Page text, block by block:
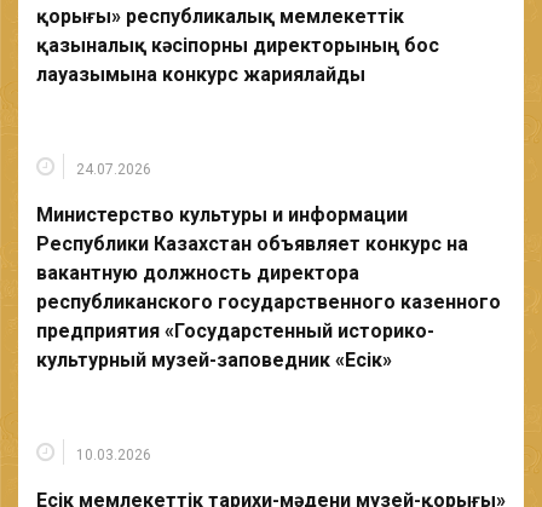
қорығы» республикалық мемлекеттік
қазыналық кәсіпорны директорының бос
лауазымына конкурс жариялайды
24.07.2026
Министерство культуры и информации
Республики Казахстан объявляет конкурс на
вакантную должность директора
республиканского государственного казенного
предприятия «Государстенный историко-
культурный музей-заповедник «Есік»
10.03.2026
Есік мемлекеттік тарихи-мәдени музей-қорығы»